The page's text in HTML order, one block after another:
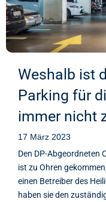
Weshalb ist
Parking für
immer nicht
17 März 2023
Den DP-Abgeordneten
ist zu Ohren
einen Betreiber des
haben sie den